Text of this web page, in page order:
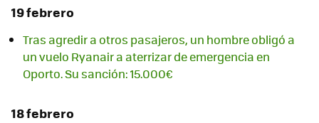
19 febrero
Tras agredir a otros pasajeros, un hombre obligó a
un vuelo Ryanair a aterrizar de emergencia en
Oporto. Su sanción: 15.000€
18 febrero